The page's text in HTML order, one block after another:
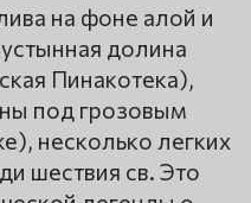
на фоне алой и
долина
Пинакотека),
под грозовым
несколько легких
шествия св. Это